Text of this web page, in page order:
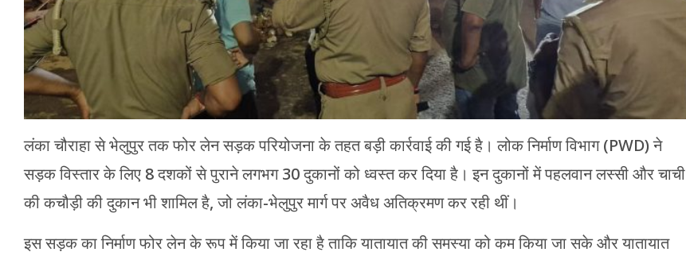
लंका चौराहा से भेलुपुर तक फोर लेन सड़क परियोजना के तहत बड़ी कार्रवाई की गई है। लोक निर्माण विभाग (PWD) ने
सड़क विस्तार के लिए 8 दशकों से पुराने लगभग 30 दुकानों को ध्वस्त कर दिया है। इन दुकानों में पहलवान लस्सी और चाची
की कचौड़ी की दुकान भी शामिल है, जो लंका-भेलुपुर मार्ग पर अवैध अतिक्रमण कर रही थीं।
इस सड़क का निर्माण फोर लेन के रूप में किया जा रहा है ताकि यातायात की समस्या को कम किया जा सके और यातायात